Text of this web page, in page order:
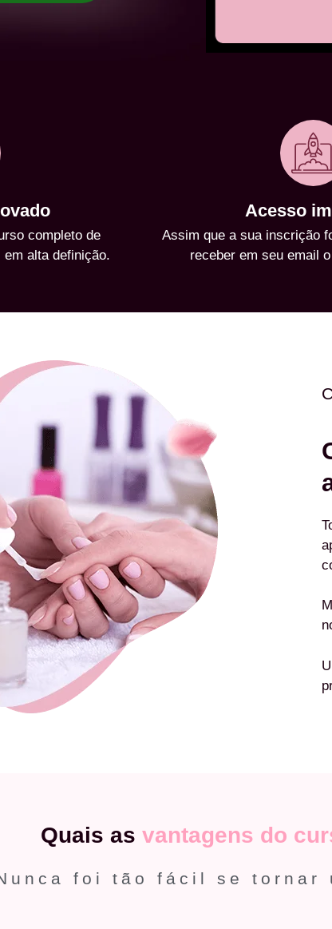
completo de
alta definição.
Acesso
Assim que a sua inscrição
receber em seu email
Quais as vantagens do
foi tão fácil se tornar